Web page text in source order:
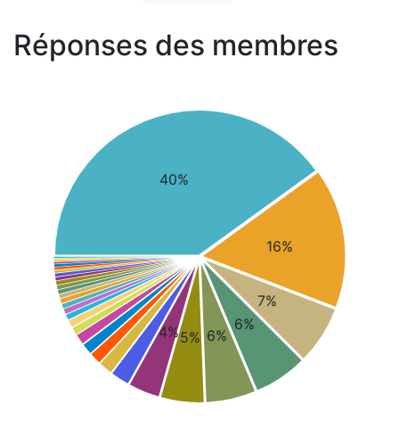
Réponses des membres
40%
16%
7%
6%
6%
5%
4%